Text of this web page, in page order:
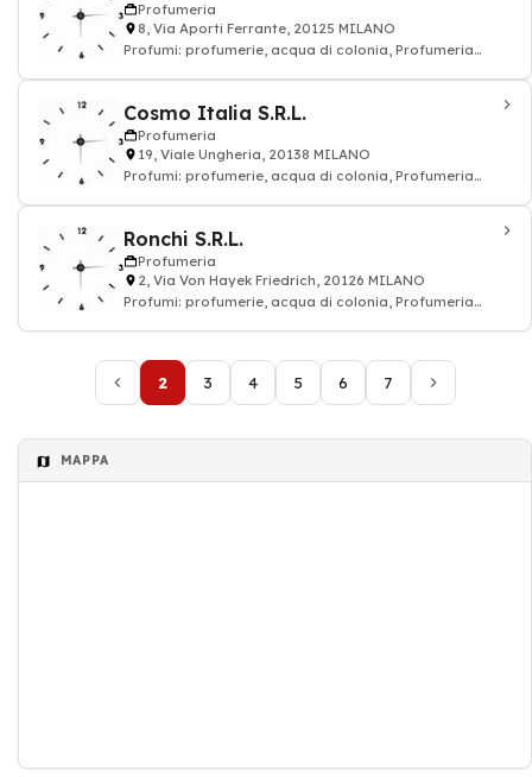
Profumeria
8, Via Aporti Ferrante, 20125 MILANO
Profumi: profumerie, acqua di colonia, Profumeria
Cosmo Italia S.R.L.
Profumeria
19, Viale Ungheria, 20138 MILANO
Profumi: profumerie, acqua di colonia, Profumeria
Ronchi S.R.L.
Profumeria
2, Via Von Hayek Friedrich, 20126 MILANO
Profumi: profumerie, acqua di colonia, Profumeria
2 3 4 5 6 7
MAPPA